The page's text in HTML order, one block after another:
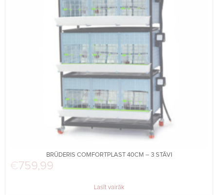
BRŪDERIS COMFORTPLAST 40CM – 3 STĀVI
€ 759,99
Lasīt vairāk